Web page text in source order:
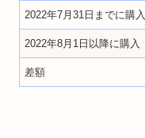
2022年7月31日までに購入
2022年8月1日以降に購入
差額